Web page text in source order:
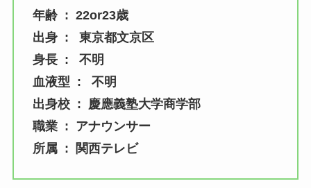
年齢 : 22or23歳
出身 : 東京都文京区
身長 : 不明
血液型 : 不明
出身校 : 慶應義塾大学商学部
職業 : アナウンサー
所属 : 関西テレビ